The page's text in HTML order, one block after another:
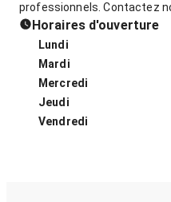
professionnels. Contactez
Horaires d'ouverture
Lundi
Mardi
Mercredi
Jeudi
Vendredi